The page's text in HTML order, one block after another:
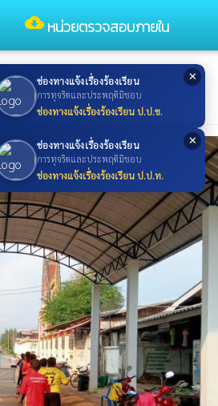
✕
ช่องทางแจ้งเรื่องร้องเรียน
การทุจริตและประพฤติมิชอบ
ช่องทางแจ้งเรื่องร้องเรียน ป.ป.ช.
✕
ช่องทางแจ้งเรื่องร้องเรียน
การทุจริตและประพฤติมิชอบ
ช่องทางแจ้งเรื่องร้องเรียน ป.ป.ท.
cloud_download หน่วยตรวจสอบภายใน